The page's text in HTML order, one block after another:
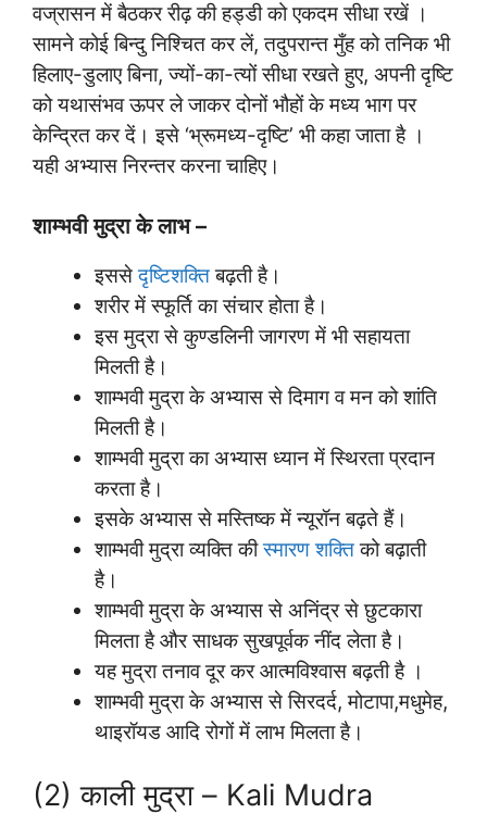
वज्रासन में बैठकर रीढ़ की हड्डी को एकदम सीधा रखें ।
सामने कोई बिन्दु निश्चित कर लें, तदुपरान्त मुँह को तनिक भी
हिलाए-डुलाए बिना, ज्यों-का-त्यों सीधा रखते हुए, अपनी दृष्टि
को यथासंभव ऊपर ले जाकर दोनों भौहों के मध्य भाग पर
केन्द्रित कर दें। इसे ‘भ्रूमध्य-दृष्टि’ भी कहा जाता है ।
यही अभ्यास निरन्तर करना चाहिए।
शाम्भवी मुद्रा के लाभ –
इससेदृष्टिशक्तिबढ़ती है।
शरीर में स्फूर्ति का संचार होता है।
इस मुद्रा से कुण्डलिनी जागरण में भी सहायता
मिलती है।
शाम्भवी मुद्रा के अभ्यास से दिमाग व मन को शांति
मिलती है।
शाम्भवी मुद्रा का अभ्यास ध्यान में स्थिरता प्रदान
करता है।
इसके अभ्यास से मस्तिष्क में न्यूरॉन बढ़ते हैं।
शाम्भवी मुद्रा व्यक्ति कीस्मारण शक्तिको बढ़ाती
है।
शाम्भवी मुद्रा के अभ्यास से अनिंद्र से छुटकारा
मिलता है और साधक सुखपूर्वक नींद लेता है।
यह मुद्रा तनाव दूर कर आत्मविश्‍वास बढ़ती है ।
शाम्भवी मुद्रा के अभ्यास से सिरदर्द, मोटापा,मधुमेह,
थाइरॉयड आदि रोगों में लाभ मिलता है।
(2) काली मुद्रा – Kali Mudra